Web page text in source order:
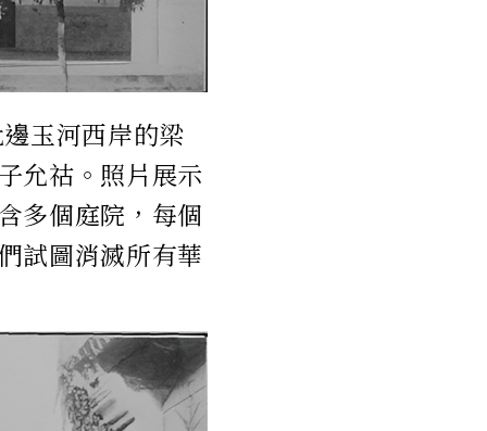
玉河西岸的梁
允祜。照片展示
多個庭院，每個
試圖消滅所有華